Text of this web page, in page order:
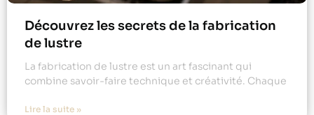
Découvrez les secrets de la fabrication
de lustre
La fabrication de lustre est un art fascinant qui
combine savoir-faire technique et créativité. Chaque
Lire la suite »